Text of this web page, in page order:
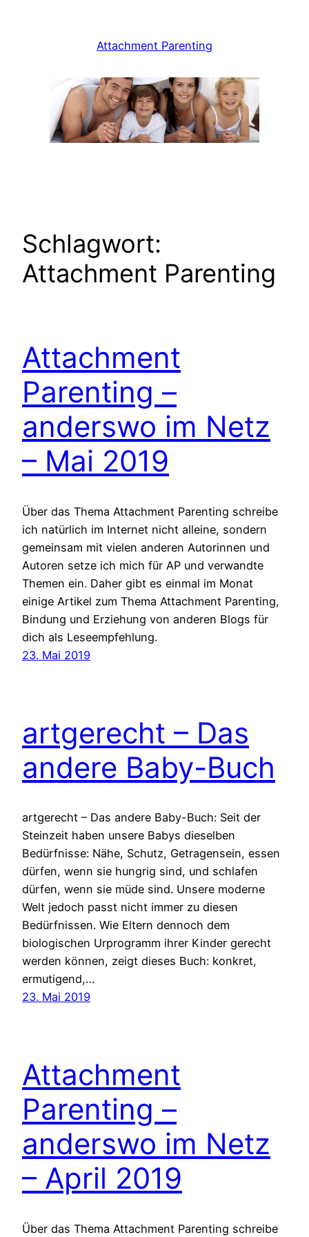
Attachment Parenting
Schlagwort:
Attachment Parenting
Attachment
Parenting –
anderswo im Netz
– Mai 2019
Über das Thema Attachment Parenting schreibe
ich natürlich im Internet nicht alleine, sondern
gemeinsam mit vielen anderen Autorinnen und
Autoren setze ich mich für AP und verwandte
Themen ein. Daher gibt es einmal im Monat
einige Artikel zum Thema Attachment Parenting,
Bindung und Erziehung von anderen Blogs für
dich als Leseempfehlung.
23. Mai 2019
artgerecht – Das
andere Baby-Buch
artgerecht – Das andere Baby-Buch: Seit der
Steinzeit haben unsere Babys dieselben
Bedürfnisse: Nähe, Schutz, Getragensein, essen
dürfen, wenn sie hungrig sind, und schlafen
dürfen, wenn sie müde sind. Unsere moderne
Welt jedoch passt nicht immer zu diesen
Bedürfnissen. Wie Eltern dennoch dem
biologischen Urprogramm ihrer Kinder gerecht
werden können, zeigt dieses Buch: konkret,
ermutigend,…
23. Mai 2019
Attachment
Parenting –
anderswo im Netz
– April 2019
Über das Thema Attachment Parenting schreibe